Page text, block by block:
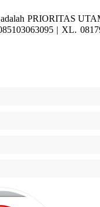
PRIORITAS
| XL.